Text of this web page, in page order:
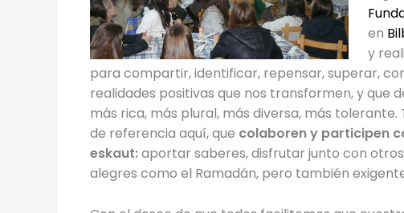
en
y
para compartir, identificar, repensar, superar,
realidades positivas que nos transformen, y que
más rica, más plural, más diversa, más
de referencia aquí, que colaboren y participen
eskaut:aportar saberes, disfrutar junto con
alegres como el Ramadán, pero también